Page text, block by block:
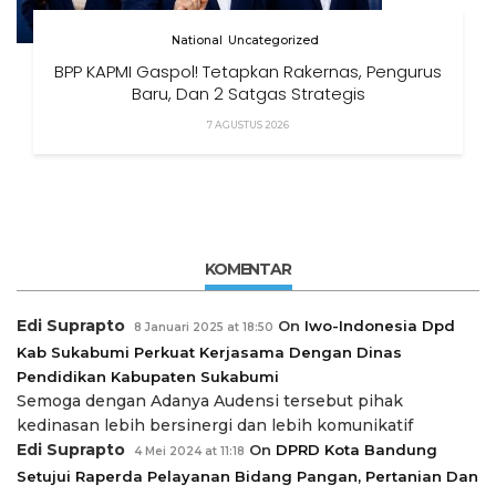
National Uncategorized
BPP KAPMI Gaspol! Tetapkan Rakernas, Pengurus
Baru, Dan 2 Satgas Strategis
7 AGUSTUS 2026
KOMENTAR
Edi Suprapto 8 Januari 2025 at 18:50 On Iwo-Indonesia Dpd
Kab Sukabumi Perkuat Kerjasama Dengan Dinas
Pendidikan Kabupaten Sukabumi
Semoga dengan Adanya Audensi tersebut pihak
kedinasan lebih bersinergi dan lebih komunikatif
Edi Suprapto
4 Mei 2024 at 11:18 On DPRD Kota Bandung
Setujui Raperda Pelayanan Bidang Pangan, Pertanian Dan